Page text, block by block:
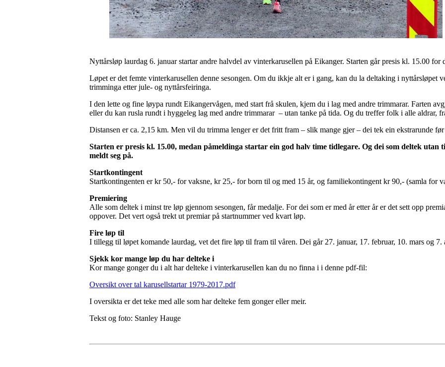
Nyttårsløp laurdag 6. januar startar andre halvdel av vinterkarusellen på Eikanger. Starten går presis kl. 15.00 for
Løpet er det femte vinterkarusellen denne sesongen. Om du ikkje alt er i gang, kan du la deltaking i nyttårsløpet
trimminga etter jule- og nyttårsfeiringa.
I den lette og fine løypa rundt Eikangervågen, med start frå skulen, kjem du i lag med andre trimmarar. Farten
eller du kan rusla rundt i hyggeleg lag med andre trimmarar – utan tanke på tida. Og du treffer folk i alle aldrar,
Distansen er ca. 2,15 km. Men vil du trimma lenger er det fritt fram – slik mange gjer – dei tek ein ekstrarunde
Starten er presis kl. 15.00, medan påmeldinga startar ein god halv time tidlegare. Og dei som deltek
meldt seg på.
Startkontingent
Startkontingenten er kr 50,- for vaksne, kr 25,- for born til og med 15 år, og familiekontingent kr 90,- (samla for
Premiering
Alle som deltek i minst tre løp gjennom sesongen, får medalje. For dei som er med år etter år er det sett opp
oppover. Det vert også trekt ut premiar på startnummer ved kvart løp.
Fire løp til
I tillegg til løpet komande laurdag, vet det fire løp til fram til våren. Dei går 27. januar, 17. februar, 10. mars og 7.
Sjekk kor mange løp du har delteke i
Kor mange gonger du i alt har delteke i vinterkarusellen kan du no finna i i denne pdf-fil:
Oversikt over tal karusellstartar 1979-2017.pdf
I oversikta er det teke med alle som har delteke fem gonger eller meir.
Tekst og foto: Stanley Hauge